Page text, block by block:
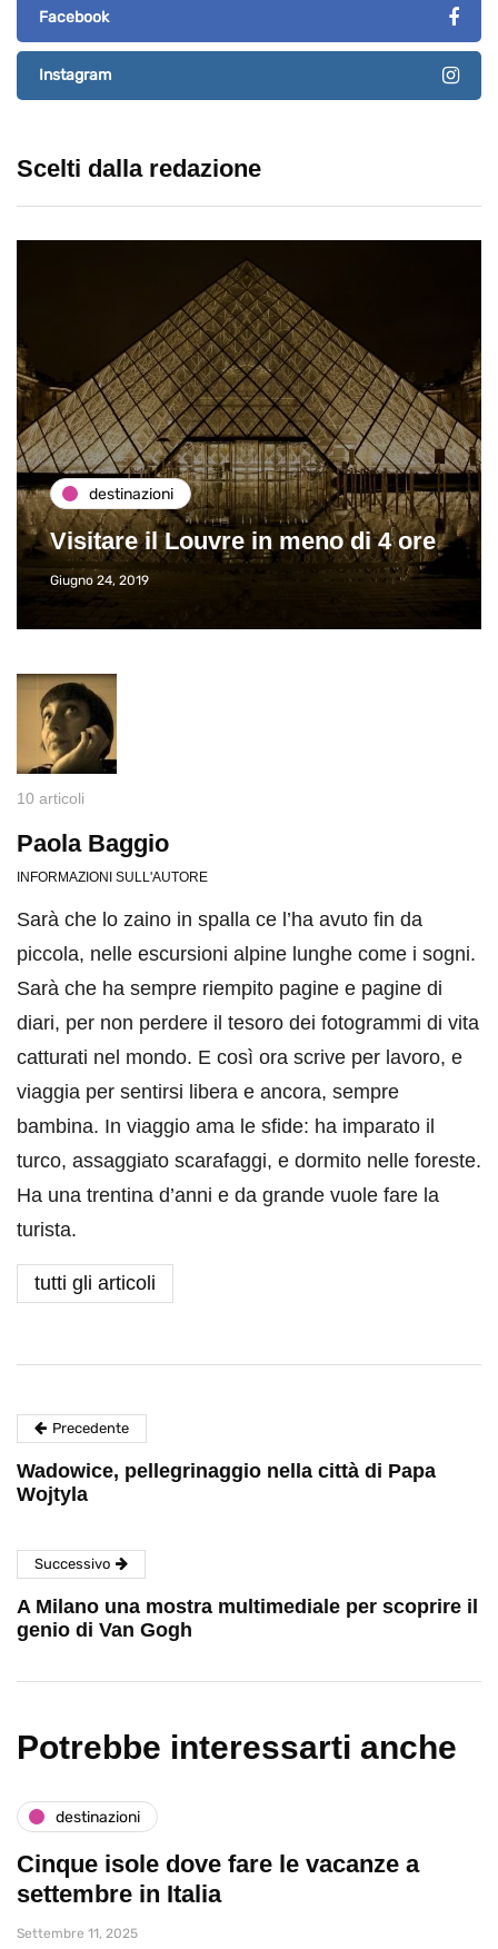
Facebook
Instagram
Scelti dalla redazione
destinazioni
Visitare il Louvre in meno di 4 ore
Giugno 24, 2019
10 articoli
Paola Baggio
INFORMAZIONI SULL'AUTORE
Sarà che lo zaino in spalla ce l’ha avuto fin da
piccola, nelle escursioni alpine lunghe come i sogni.
Sarà che ha sempre riempito pagine e pagine di
diari, per non perdere il tesoro dei fotogrammi di vita
catturati nel mondo. E così ora scrive per lavoro, e
viaggia per sentirsi libera e ancora, sempre
bambina. In viaggio ama le sfide: ha imparato il
turco, assaggiato scarafaggi, e dormito nelle foreste.
Ha una trentina d’anni e da grande vuole fare la
turista.
tutti gli articoli
Precedente
Wadowice, pellegrinaggio nella città di Papa
Wojtyla
Successivo
A Milano una mostra multimediale per scoprire il
genio di Van Gogh
Potrebbe interessarti anche
destinazioni
Cinque isole dove fare le vacanze a
settembre in Italia
Settembre 11, 2025